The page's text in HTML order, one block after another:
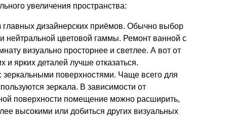
увеличения пространства:
дизайнерских приёмов. Обычно выбор
нейтральной цветовой гаммы. Ремонт ванной с
визуально просторнее и светлее. А вот от
и ярких деталей лучше отказаться.
зеркальными поверхностями. Чаще всего для
зеркала. В зависимости от
поверхности помещение можно расширить,
высокими или добиться других визуальных